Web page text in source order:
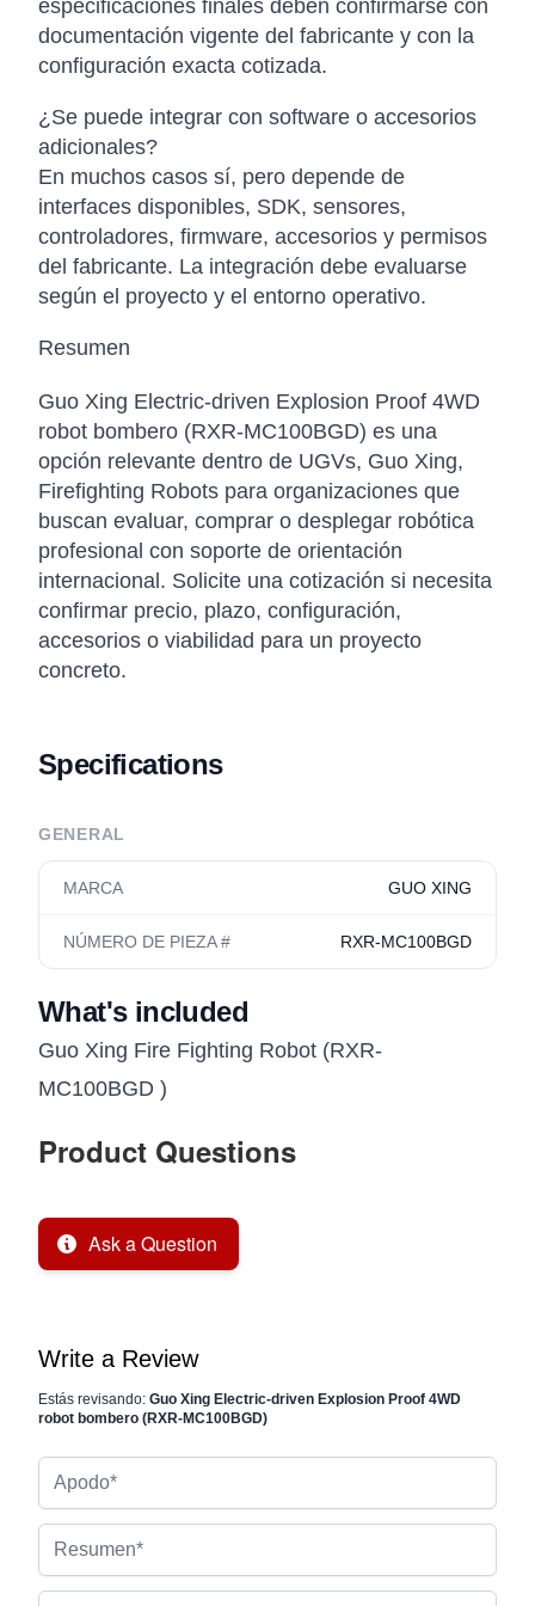
especificaciones finales deben confirmarse con
documentación vigente del fabricante y con la
configuración exacta cotizada.
¿Se puede integrar con software o accesorios
adicionales?
En muchos casos sí, pero depende de
interfaces disponibles, SDK, sensores,
controladores, firmware, accesorios y permisos
del fabricante. La integración debe evaluarse
según el proyecto y el entorno operativo.
Resumen
Guo Xing Electric-driven Explosion Proof 4WD
robot bombero (RXR-MC100BGD) es una
opción relevante dentro de UGVs, Guo Xing,
Firefighting Robots para organizaciones que
buscan evaluar, comprar o desplegar robótica
profesional con soporte de orientación
internacional. Solicite una cotización si necesita
confirmar precio, plazo, configuración,
accesorios o viabilidad para un proyecto
concreto.
Specifications
GENERAL
MARCA GUO XING
NÚMERO DE PIEZA # RXR-MC100BGD
What's included
Guo Xing Fire Fighting Robot (RXR-
MC100BGD )
Product Questions
Ask a Question
Write a Review
Estás revisando: Guo Xing Electric-driven Explosion Proof 4WD
robot bombero (RXR-MC100BGD)